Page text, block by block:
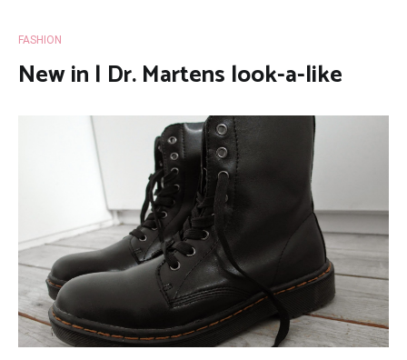
FASHION
New in | Dr. Martens look-a-like